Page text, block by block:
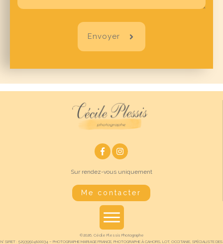
Envoyer
Sur rendez-vous uniquement
Me contacter
©2026, Cécile Plessis Photographe
N° SIRET : 52939504800034 – PHOTOGRAPHE MARIAGE FRANCE, PHOTOGRAPHE À CAHORS, LOT, OCCITANIE, SPÉCIALISTE DES